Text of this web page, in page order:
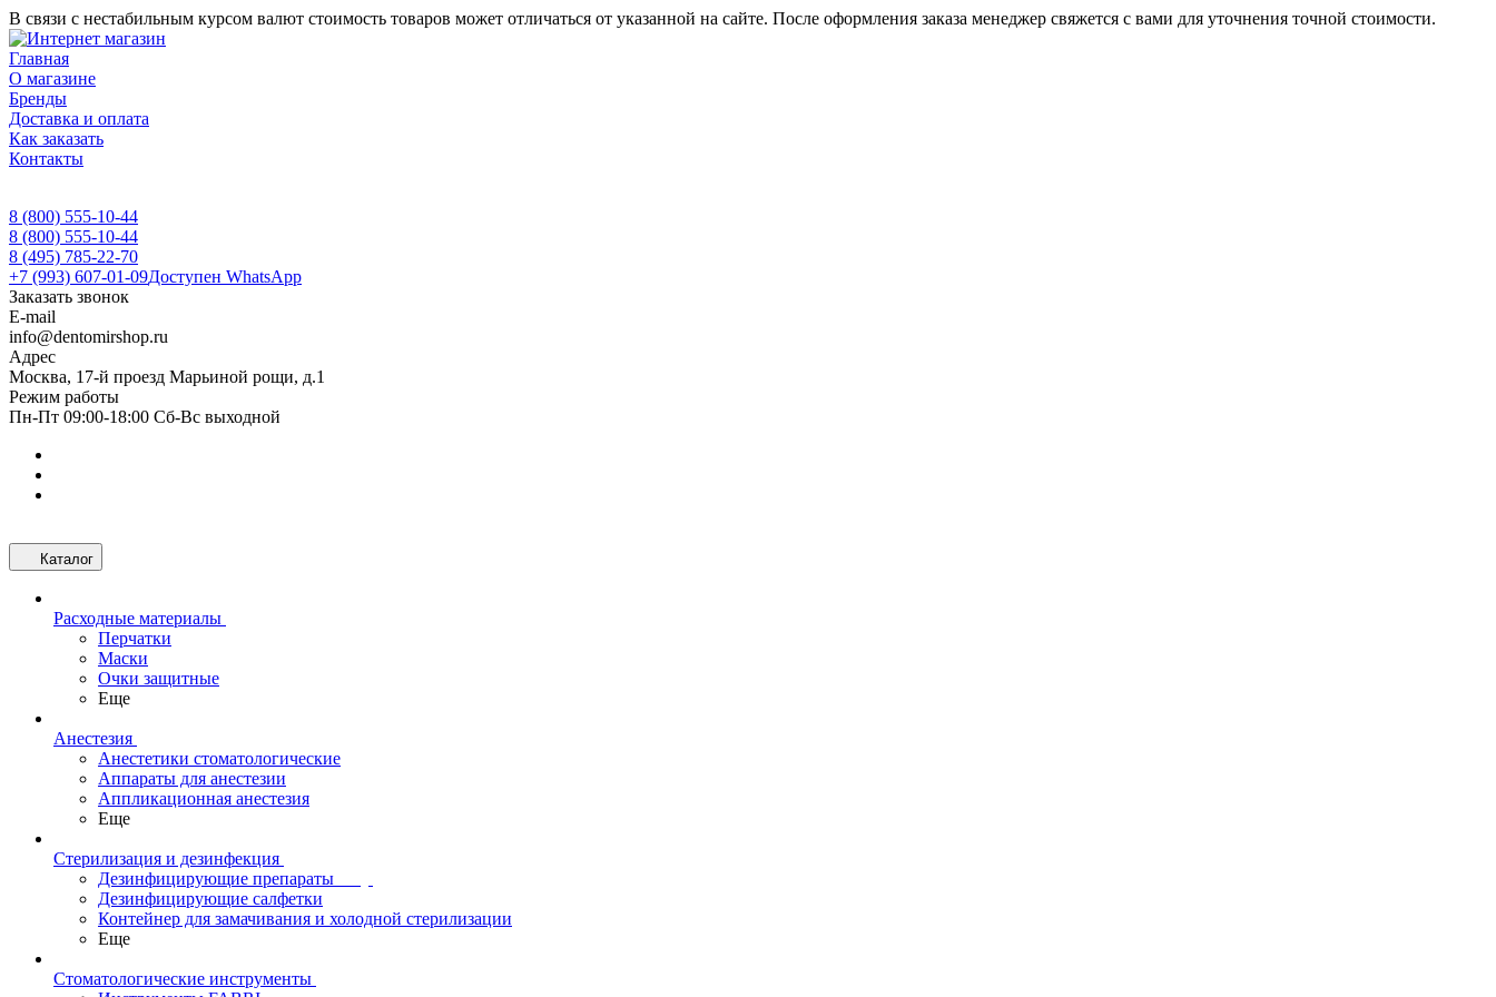
В связи с нестабильным курсом валют стоимость товаров может отличаться от указанной на сайте. После оформления заказа менеджер свяжется с вами для уточнения точной стоимости.
Главная
О магазине
Бренды
Доставка и оплата
Как заказать
Контакты
8 (800) 555-10-44
8 (800) 555-10-44
8 (495) 785-22-70
+7 (993) 607-01-09Доступен WhatsApp
Заказать звонок
E-mail
info@dentomirshop.ru
Адрес
Москва, 17-й проезд Марьиной рощи, д.1
Режим работы
Пн-Пт 09:00-18:00 Сб-Вс выходной
Каталог
Расходные материалы
Перчатки
Маски
Очки защитные
Еще
Анестезия
Анестетики стоматологические
Аппараты для анестезии
Аппликационная анестезия
Еще
Стерилизация и дезинфекция
Дезинфицирующие препараты
Дезинфицирующие салфетки
Контейнер для замачивания и холодной стерилизации
Еще
Стоматологические инструменты